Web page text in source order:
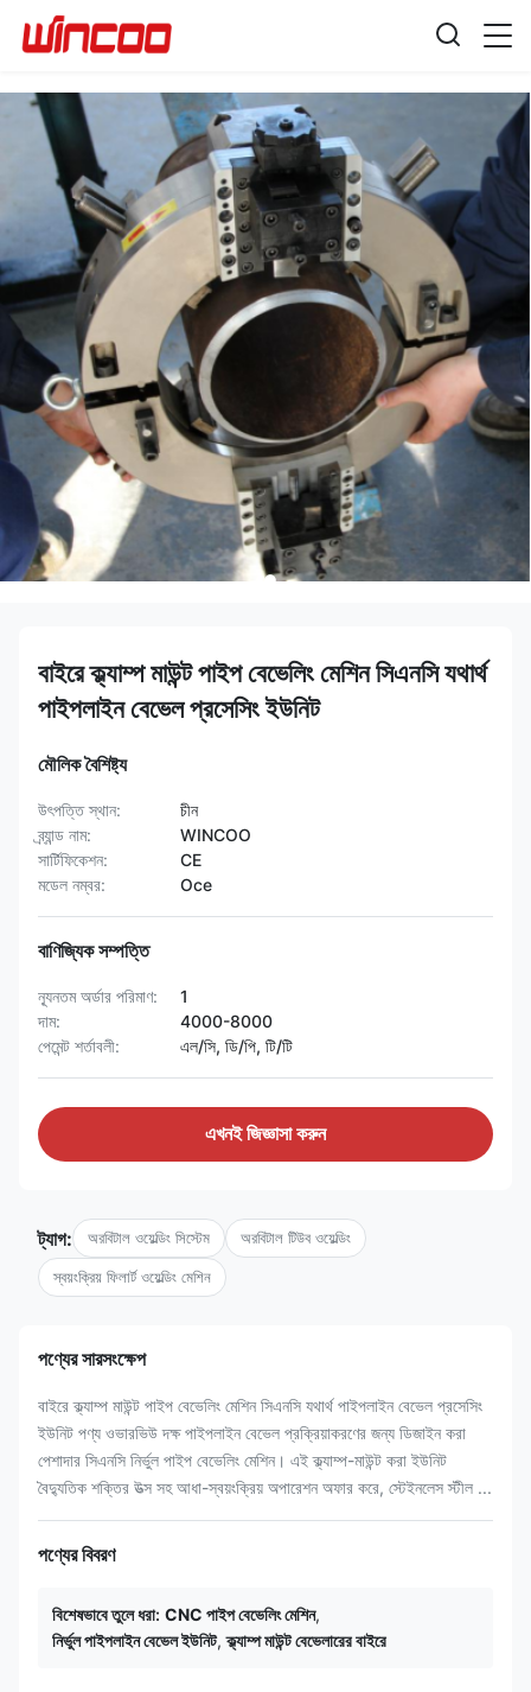
বাইরে ক্ল্যাম্প মাউন্ট পাইপ বেভেলিং মেশিন সিএনসি যথার্থ
পাইপলাইন বেভেল প্রসেসিং ইউনিট
মৌলিক বৈশিষ্ট্য
উৎপত্তি স্থান:
চীন
ব্র্যান্ড নাম:
WINCOO
সার্টিফিকেশন:
CE
মডেল নম্বর:
Oce
বাণিজ্যিক সম্পত্তি
ন্যূনতম অর্ডার পরিমাণ:
1
দাম:
4000-8000
পেমেন্ট শর্তাবলী:
এল/সি, ডি/পি, টি/টি
এখনই জিজ্ঞাসা করুন
ট্যাগ: অরবিটাল ওয়েল্ডিং সিস্টেম অরবিটাল টিউব ওয়েল্ডিং
স্বয়ংক্রিয় ফিলার্ট ওয়েল্ডিং মেশিন
পণ্যের সারসংক্ষেপ
বাইরে ক্ল্যাম্প মাউন্ট পাইপ বেভেলিং মেশিন সিএনসি যথার্থ পাইপলাইন বেভেল প্রসেসিং
ইউনিট পণ্য ওভারভিউ দক্ষ পাইপলাইন বেভেল প্রক্রিয়াকরণের জন্য ডিজাইন করা
পেশাদার সিএনসি নির্ভুল পাইপ বেভেলিং মেশিন। এই ক্ল্যাম্প-মাউন্ট করা ইউনিট
বৈদ্যুতিক শক্তির উত্স সহ আধা-স্বয়ংক্রিয় অপারেশন অফার করে, স্টেইনলেস স্টীল ...
পণ্যের বিবরণ
বিশেষভাবে তুলে ধরা: CNC পাইপ বেভেলিং মেশিন,
নির্ভুল পাইপলাইন বেভেল ইউনিট,ক্ল্যাম্প মাউন্ট বেভেলারের বাইরে